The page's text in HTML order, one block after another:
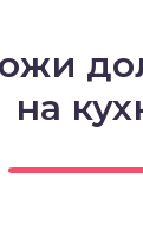
на